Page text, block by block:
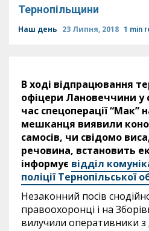
Тернопільщини
Наш день 23 Липня, 2018 1 min
В ході відпрацювання
офіцери Лановеччини у
час спецоперації “Мак”
мешканця виявили
самосів, чи свідомо
речовина, встановить
інформує відділ
поліції Тернопільської
Незаконний посів
правоохоронці і на
вилучили оперативники з